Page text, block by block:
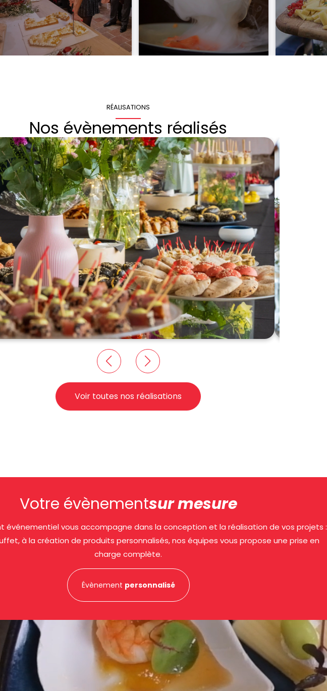
RÉALISATIONS
Nos évènements réalisés
Voir toutes nos réalisations
Votre évènementsur mesure
événementiel vous accompagne dans la conception et la réalisation de vos projets :
à la création de produits personnalisés, nos équipes vous propose une prise en
charge complète.
Évènement personnalisé